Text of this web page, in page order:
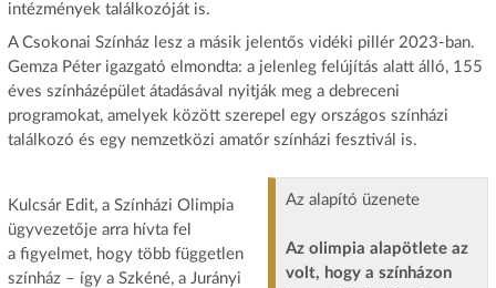
intézmények találkozóját is.
A Csokonai Színház lesz a másik jelentős vidéki pillér 2023-ban.
Gemza Péter igazgató elmondta: a jelenleg felújítás alatt álló, 155
éves színházépület átadásával nyitják meg a debreceni
programokat, amelyek között szerepel egy országos színházi
találkozó és egy nemzetközi amatőr színházi fesztivál is.
Az alapító üzenete
Az olimpia alapötlete az
volt, hogy a színházon
Kulcsár Edit, a Színházi Olimpia
ügyvezetője arra hívta fel
a figyelmet, hogy több független
színház – így a Szkéné, a Jurányi